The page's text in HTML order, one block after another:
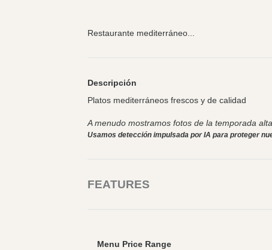
Restaurante mediterráneo...
Descripción
Platos mediterráneos frescos y de calidad
A menudo mostramos fotos de la temporada
Usamos detección impulsada por IA para proteger
FEATURES
Menu Price Range